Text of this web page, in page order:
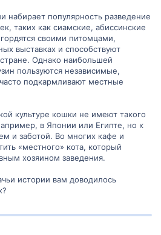
знали. Однако, только в конце 19
этой породы были доставлены в
Несмотря на это, они не были
так как судьи считали их
породы с недопустимым по
набирает популярность разведение
таких как сиамские, абиссинские
своими питомцами,
выставках и способствуют
Однако наибольшей
пользуются независимые,
подкармливают местные
культуре кошки не имеют такого
в Японии или Египте, но к
и заботой. Во многих кафе и
«местного» кота, который
хозяином заведения.
истории вам доводилось